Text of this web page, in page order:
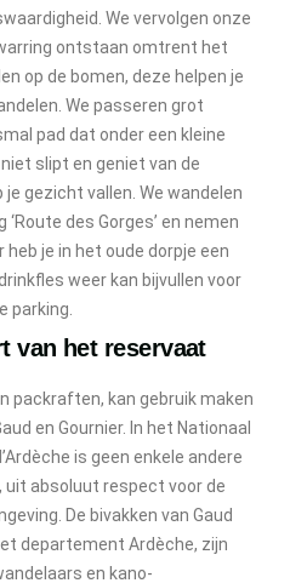
We vervolgen onze
ontstaan omtrent het
op de bomen, deze helpen je
We passeren grot
pad dat onder een kleine
slipt en geniet van de
gezicht vallen. We wandelen
des Gorges’ en nemen
je in het oude dorpje een
weer kan bijvullen voor
parking.
van het reservaat
packraften, kan gebruik maken
en Gournier. In het Nationaal
is geen enkele andere
absoluut respect voor de
De bivakken van Gaud
departement Ardèche, zijn
en kano-